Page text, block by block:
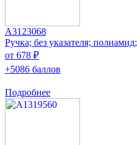
A3123068
Ручка; без указателя;
от 678 ₽
+5086 баллов
Подробнее